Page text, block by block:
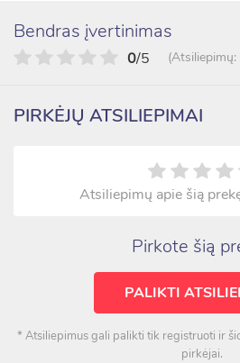
Bendras įvertinimas
0/5 (Atsiliepimų:
PIRKĖJŲ ATSILIEPIMAI
Atsiliepimų apie šią
Pirkote šią
PALIKTI
* Atsiliepimus gali palikti tik registruoti ir
pirkėjai.